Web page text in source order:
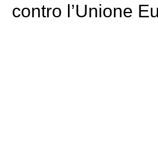
contro l’Unione